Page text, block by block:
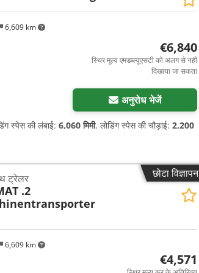
6,609 km
€6,840
स्थिर मूल्य एमडब्ल्यूएसटी को अलग से नहीं
दिखाया जा सकता
अनुरोध भेजें
स्पेस की लंबाई: 6,060 मिमी, लोडिंग स्पेस की चौड़ाई: 2,200
छोटा विज्ञापन
6,609 km
ट्रेलर
.2
€4,571